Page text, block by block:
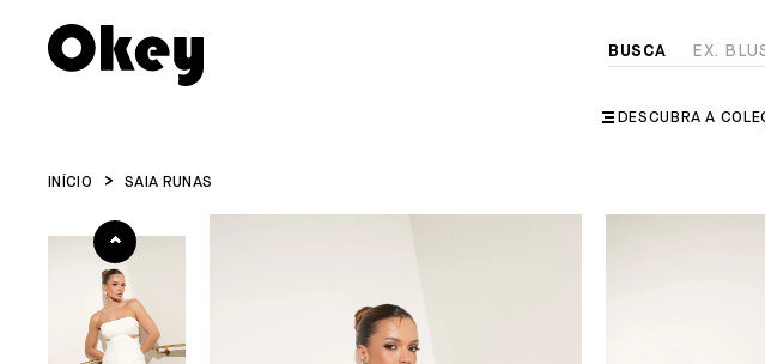
DESCUBRA A
INÍCIO SAIA RUNAS